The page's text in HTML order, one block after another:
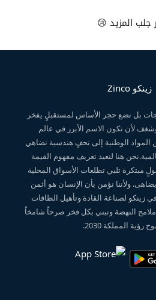
جلب المزيد 😢
بل نضع حجر الأساس لمستقبلٍ يفخر
لأن نكون الاسم الأبرز في عالم
الوطنية إلى تحفٍ هندسية تضاهي
هنا لنعيد تعريف مفهوم القيمة
مبتكرة تلبي تطلعات الأسواق المحلية
يضاهى. ولأننا نؤمن بأن الإنسان هو أثمن
زينكو لصناعة القادة وتأهيل الطاقات
ملامح النهضة ونبني بكل فخر صرحاً شامخاً
المملكة 2030.